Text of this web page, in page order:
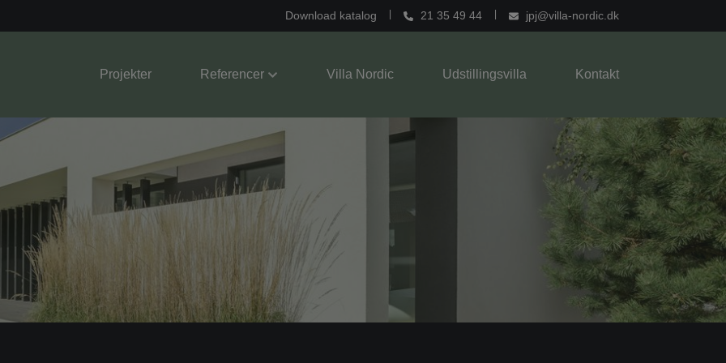
Download katalog 21 35 49 44 jpj@villa-nordic.dk
Projekter Referencer Villa Nordic Udstillingsvilla Kontakt